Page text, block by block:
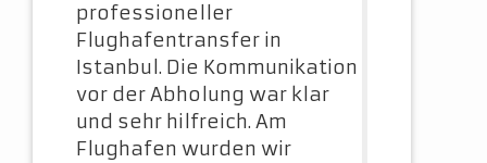
professioneller
Flughafentransfer in
Istanbul. Die Kommunikation
vor der Abholung war klar
und sehr hilfreich. Am
Flughafen wurden wir